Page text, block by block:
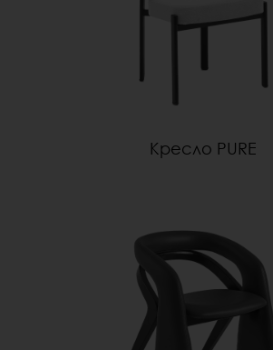
Кресло PURE